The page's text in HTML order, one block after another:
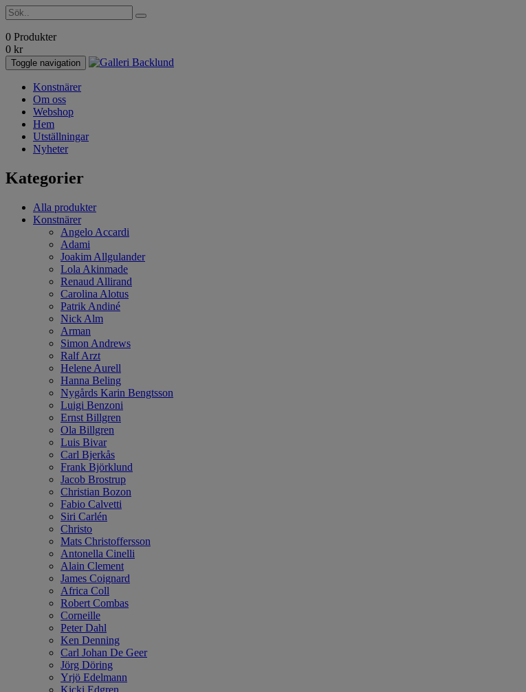
0 Produkter
0 kr
Toggle navigation
Konstnärer
Om oss
Webshop
Hem
Utställningar
Nyheter
Kategorier
Alla produkter
Konstnärer
Angelo Accardi
Adami
Joakim Allgulander
Lola Akinmade
Renaud Allirand
Carolina Alotus
Patrik Andiné
Nick Alm
Arman
Simon Andrews
Ralf Arzt
Helene Aurell
Hanna Beling
Nygårds Karin Bengtsson
Luigi Benzoni
Ernst Billgren
Ola Billgren
Luis Bivar
Carl Bjerkås
Frank Björklund
Jacob Brostrup
Christian Bozon
Fabio Calvetti
Siri Carlén
Christo
Mats Christoffersson
Antonella Cinelli
Alain Clement
James Coignard
Africa Coll
Robert Combas
Corneille
Peter Dahl
Ken Denning
Carl Johan De Geer
Jörg Döring
Yrjö Edelmann
Kicki Edgren